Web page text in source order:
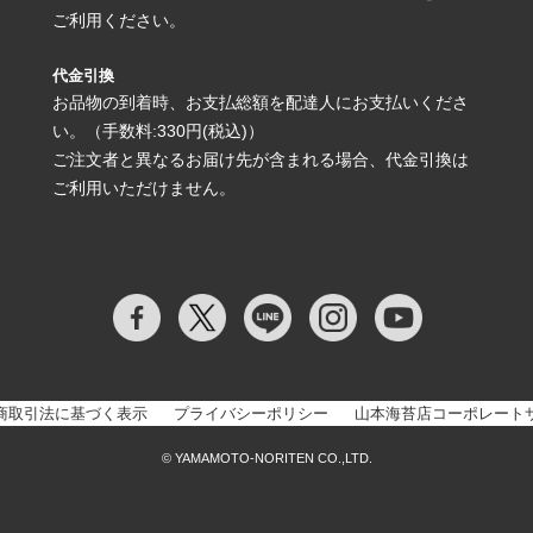
ご利用ください。
代金引換
お品物の到着時、お支払総額を配達人にお支払いくださ
い。（手数料:330円(税込)）
ご注文者と異なるお届け先が含まれる場合、代金引換は
ご利用いただけません。
取引法に基づく表示 プライバシーポリシー 山本海苔店コーポレート
© YAMAMOTO-NORITEN CO.,LTD.